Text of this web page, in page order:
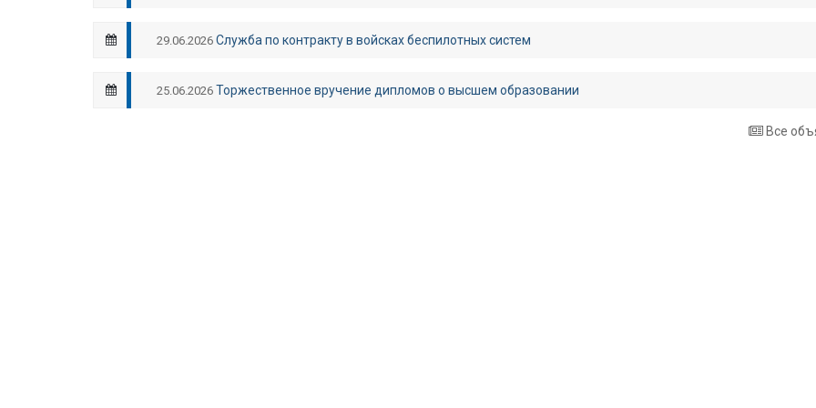
29.06.2026 Служба по контракту в войсках беспилотных систем
25.06.2026 Торжественное вручение дипломов о высшем образовании
Все